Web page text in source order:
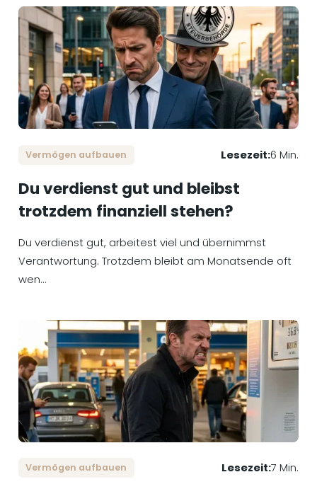
Vermögen aufbauen Lesezeit:6 Min.
Du verdienst gut und bleibst
trotzdem finanziell stehen?
Du verdienst gut, arbeitest viel und übernimmst
Verantwortung. Trotzdem bleibt am Monatsende oft
wen...
Vermögen aufbauen Lesezeit:7 Min.